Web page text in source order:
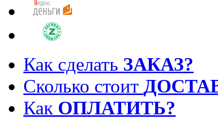
Как сделать ЗАКАЗ?
Сколько стоит
Как ОПЛАТИТЬ?